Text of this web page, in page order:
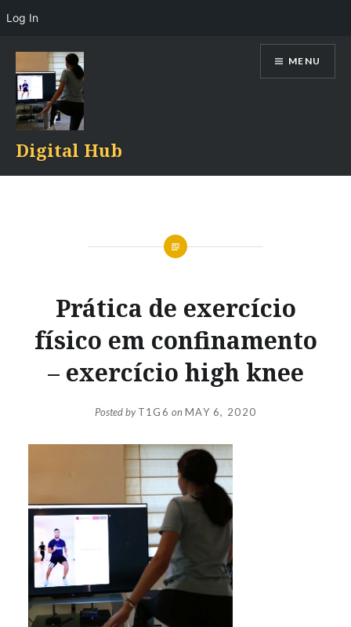
content
Digital Hub
MENU
Prática de exercício
físico em confinamento
– exercício high knee
Posted byT1G6 onMAY 6, 2020
Log In